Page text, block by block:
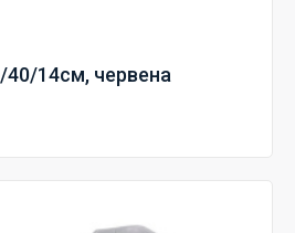
40/14см, червена